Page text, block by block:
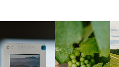
Borgogna,
Francia